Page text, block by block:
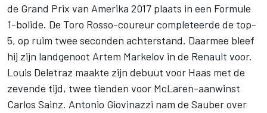
de Grand Prix van Amerika 2017 plaats in een Formule
1-bolide. De Toro Rosso-coureur completeerde de top-
5, op ruim twee seconden achterstand. Daarmee bleef
hij zijn landgenoot Artem Markelov in de Renault voor.
Louis Deletraz maakte zijn debuut voor Haas met de
zevende tijd, twee tienden voor McLaren-aanwinst
Carlos Sainz. Antonio Giovinazzi nam de Sauber over